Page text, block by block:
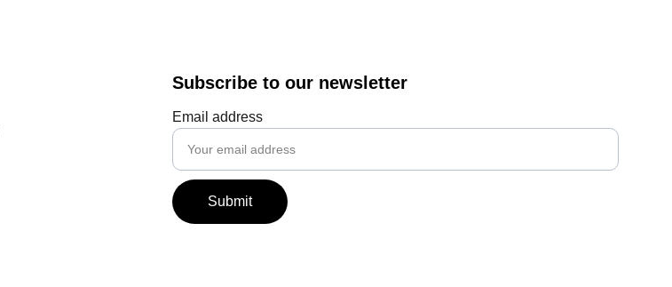
Subscribe to our newsletter
Email address
Submit